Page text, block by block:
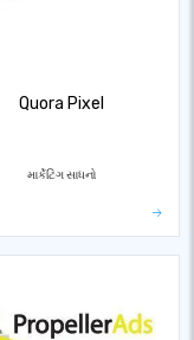
Quora Pixel
માર્કેટિંગ સાધનો